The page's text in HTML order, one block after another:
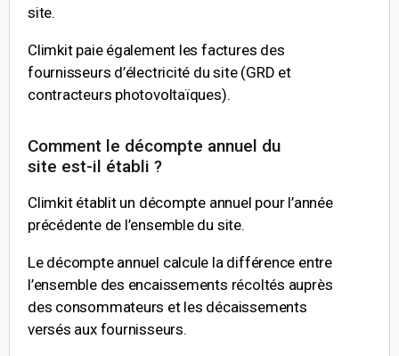
site.
Climkit paie également les factures des
fournisseurs d’électricité du site (GRD et
contracteurs photovoltaïques).
Comment le décompte annuel du
site est-il établi ?
Climkit établit un décompte annuel pour l’année
précédente de l’ensemble du site.
Le décompte annuel calcule la différence entre
l’ensemble des encaissements récoltés auprès
des consommateurs et les décaissements
versés aux fournisseurs.